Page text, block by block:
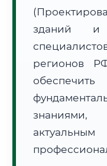
Расчет логистики
• Маршрут транзита:
• Экспресс-доставка СДЭК /
📜 Документы и
зданий и
регионов
знаниями,